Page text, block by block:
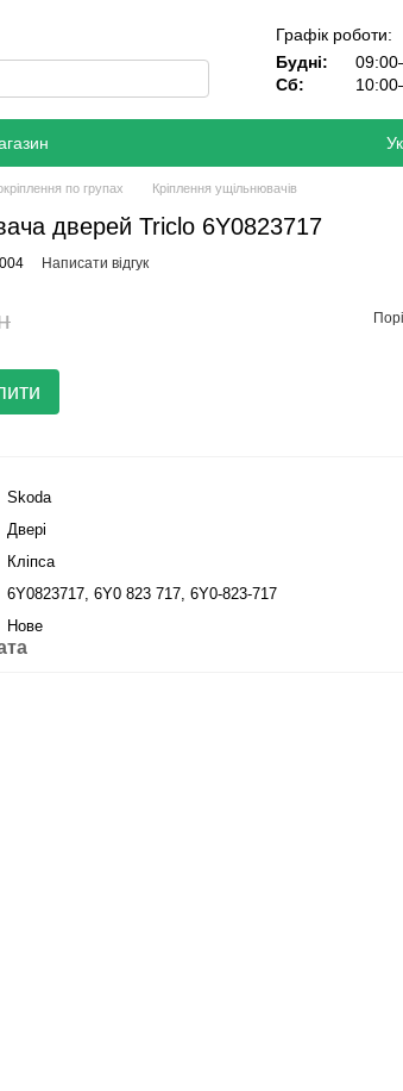
Графік роботи:
Будні:
Сб:
по групах Кріплення ущільнювачів
дверей Triclo 6Y0823717
Написати відгук
Skoda
Двері
Кліпса
6Y0823717, 6Y0 823 717, 6Y0-823-717
Нове